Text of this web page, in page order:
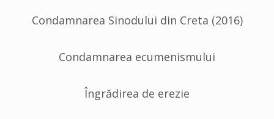
Condamnarea Sinodului din Creta (2016)
Condamnarea ecumenismului
Îngrădirea de erezie